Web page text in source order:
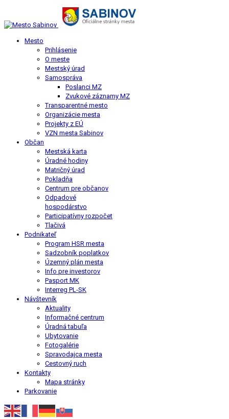
Mesto
Prihlásenie
O meste
Mestský úrad
Samospráva
Poslanci MZ
Zvukové záznamy MZ
Transparentné mesto
Organizácie mesta
Projekty z EÚ
VZN mesta Sabinov
Občan
Mestská karta
Úradné hodiny
Matričný úrad
Pokladňa
Centrum pre občanov
Odpadové
hospodárstvo
Participatívny rozpočet
Tlačivá
Podnikateľ
Program HSR mesta
Sadzobník poplatkov
Územný plán mesta
Info pre investorov
Pasport MK
Interreg PL-SK
Návštevník
Aktuality
Informačné centrum
Úradná tabuľa
Ubytovanie
Fotogalérie
Spravodajca mesta
Cestovný ruch
Kontakty
Mapa stránky
Parkovanie